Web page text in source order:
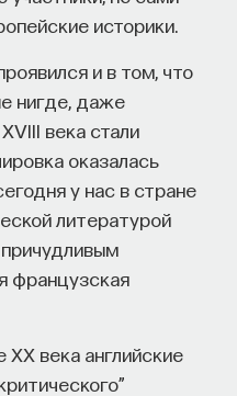
историки.
и в том, что
нигде, даже
века стали
оказалась
у нас в стране
литературой
французская
ХХ века английские
в том, что
только каскад
но и набор
для
независимого
критически
свою точку